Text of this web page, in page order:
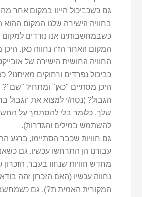
גם כשכביכול היינו במקום אחר
בחוויה הישירה שלנו המקום ההוא
כשבמחשבותינו אנו נודדים למקום
המקום האחר הזה נחווה כאן.
החוויה החושית הישירה של
כביכול נפרדים ורחוקים מאיתנו?
היכן מסתיים "כאן" ומתחיל "שם"?
הגבול? (נסה/י למצוא את הגבול
שלך, כלומר בלי להסתמך על
להשתמש במילים והגדרות).
גם חוויות שכבר הסתיימו, ברגע
עבורנו הן התרחשו עכשיו. גם כשאנו
מחדש חוויות שנחוו בעבר, הזכרון
נחווה עכשיו (האם הזכרון זהה
המקורית האמיתית?). גם